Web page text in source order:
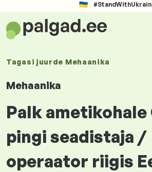
Tagasi juurde Mehaanika
Mehaanika
Palk ametikohale
pingi seadistaja /
operaator riigis